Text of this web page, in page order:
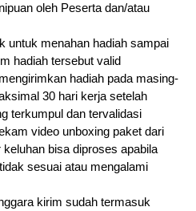
oleh Peserta dan/atau
untuk menahan hadiah sampai
hadiah tersebut valid
hadiah pada masing-
30 hari kerja setelah
terkumpul dan tervalidasi
video unboxing paket dari
keluhan bisa diproses apabila
sesuai atau mengalami
kirim sudah termasuk